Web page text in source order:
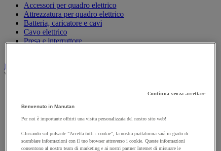
Accessori per quadro elettrico
Attrezzatura per quadro elettrico
Batteria, caricatore e cavi
Cavo elettrico
Presa e interruttore
Illuminazione
Vedi tutte le categorie
Lampada frontale
Lampada portatile
Proiettore da cantiere
Torcia
Continua senza accettare
Benvenuto in Manutan
Per noi è importante offrirti una visita personalizzata del nostro sito web!
Cliccando sul pulsante "Accetta tutti i cookie", la nostra piattaforma sarà in grado di
scambiare informazioni con il tuo browser attraverso i cookie. Queste informazioni
consentono al nostro team di marketing e ai nostri partner Internet di misurare le